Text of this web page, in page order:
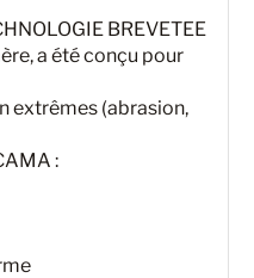
BREVETEE
a été conçu pour
extrêmes (abrasion,
: